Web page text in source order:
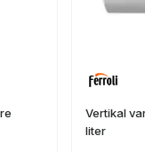
Vertikal
liter